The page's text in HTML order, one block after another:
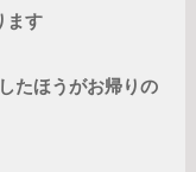
ます
たほうがお帰りの